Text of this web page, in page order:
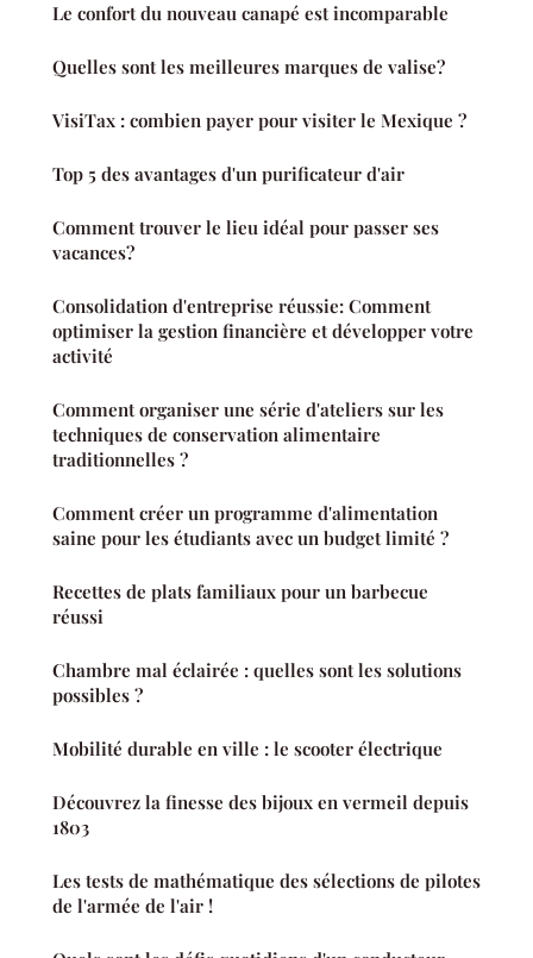
Le confort du nouveau canapé est incomparable
Quelles sont les meilleures marques de valise?
VisiTax : combien payer pour visiter le Mexique ?
Top 5 des avantages d'un purificateur d'air
Comment trouver le lieu idéal pour passer ses
vacances?
Consolidation d'entreprise réussie: Comment
optimiser la gestion financière et développer votre
activité
Comment organiser une série d'ateliers sur les
techniques de conservation alimentaire
traditionnelles ?
Comment créer un programme d'alimentation
saine pour les étudiants avec un budget limité ?
Recettes de plats familiaux pour un barbecue
réussi
Chambre mal éclairée : quelles sont les solutions
possibles ?
Mobilité durable en ville : le scooter électrique
Découvrez la finesse des bijoux en vermeil depuis
1803
Les tests de mathématique des sélections de pilotes
de l'armée de l'air !